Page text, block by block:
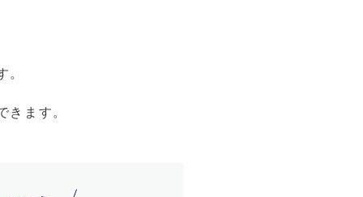
。
きます。